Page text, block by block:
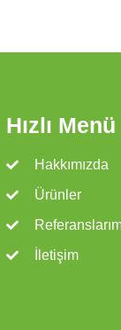
Hızlı Menü
Hakkımızda
Ürünler
İletişim